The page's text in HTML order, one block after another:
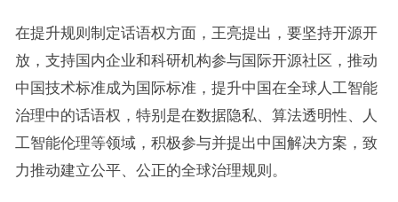
在提升规则制定话语权方面，王亮提出，要坚持开源开
放，支持国内企业和科研机构参与国际开源社区，推动
中国技术标准成为国际标准，提升中国在全球人工智能
治理中的话语权，特别是在数据隐私、算法透明性、人
工智能伦理等领域，积极参与并提出中国解决方案，致
力推动建立公平、公正的全球治理规则。